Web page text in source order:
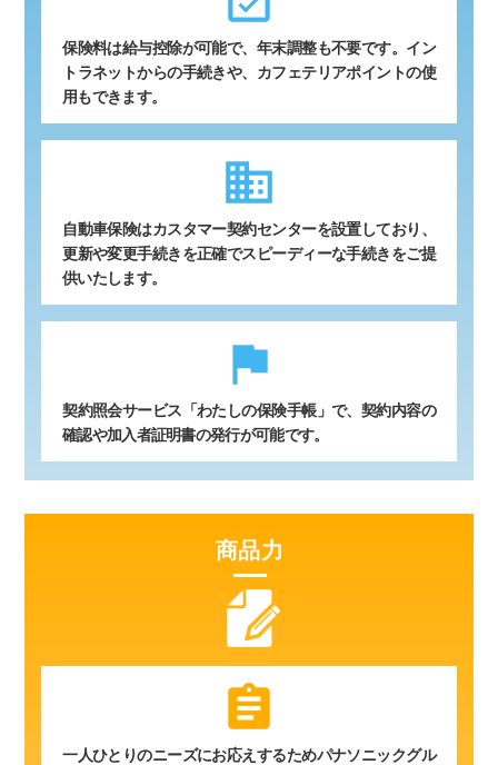
保険料は給与控除が可能で、年末調整も不要です。イン
トラネットからの手続きや、カフェテリアポイントの使
用もできます。
business
自動車保険はカスタマー契約センターを設置しており、
更新や変更手続きを正確でスピーディーな手続きをご提
供いたします。
flag
契約照会サービス「わたしの保険手帳」で、契約内容の
確認や加入者証明書の発行が可能です。
商品力
assignment
一人ひとりのニーズにお応えするためパナソニックグル